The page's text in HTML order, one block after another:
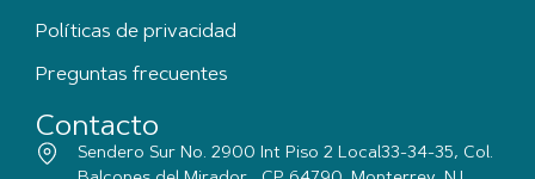
Políticas de privacidad
Preguntas frecuentes
Contacto
Sendero Sur No. 2900 Int Piso 2 Local33-34-35, Col.